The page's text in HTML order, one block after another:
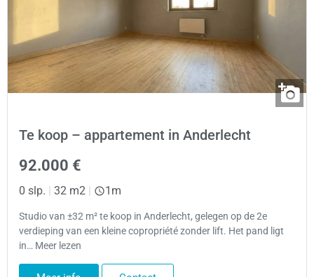
Te koop – appartement in Anderlecht
92.000 €
0 slp. | 32 m2 | 1m
Studio van ±32 m² te koop in Anderlecht, gelegen op de 2e
verdieping van een kleine copropriété zonder lift. Het pand ligt
in… Meer lezen